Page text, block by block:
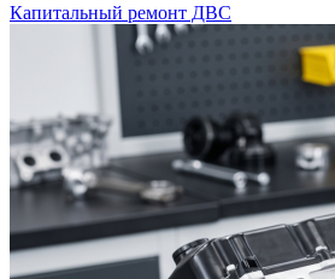
Капитальный ремонт ДВС